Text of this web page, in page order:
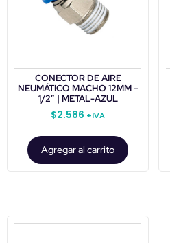
CONECTOR DE AIRE
NEUMÁTICO MACHO 12MM –
1/2″ | METAL-AZUL
$2.586 +IVA
Agregar al carrito